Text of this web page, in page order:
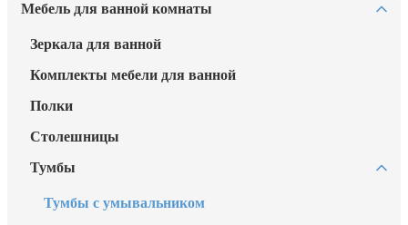
Мебель для ванной комнаты
Зеркала для ванной
Комплекты мебели для ванной
Полки
Столешницы
Тумбы
Тумбы с умывальником